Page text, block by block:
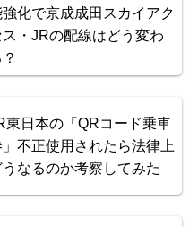
島・仙台・秋田・八戸
強化で京成成田スカイアク
ス・JRの配線はどう変わ
東日本の「QRコード乗車
」不正使用されたら法律上
うなるのか考察してみた